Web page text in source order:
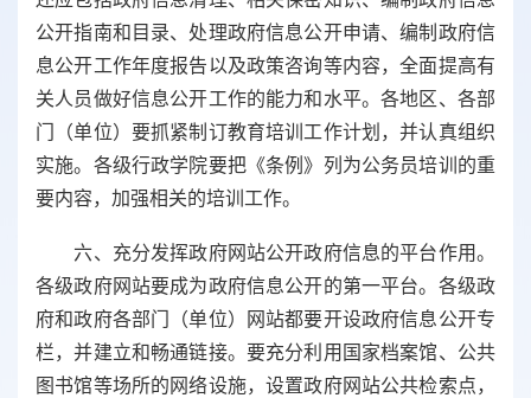
公开指南和目录、处理政府信息公开申请、编制政府信
息公开工作年度报告以及政策咨询等内容，全面提高有
关人员做好信息公开工作的能力和水平。各地区、各部
门（单位）要抓紧制订教育培训工作计划，并认真组织
实施。各级行政学院要把《条例》列为公务员培训的重
要内容，加强相关的培训工作。
六、充分发挥政府网站公开政府信息的平台作用。
各级政府网站要成为政府信息公开的第一平台。各级政
府和政府各部门（单位）网站都要开设政府信息公开专
栏，并建立和畅通链接。要充分利用国家档案馆、公共
图书馆等场所的网络设施，设置政府网站公共检索点，